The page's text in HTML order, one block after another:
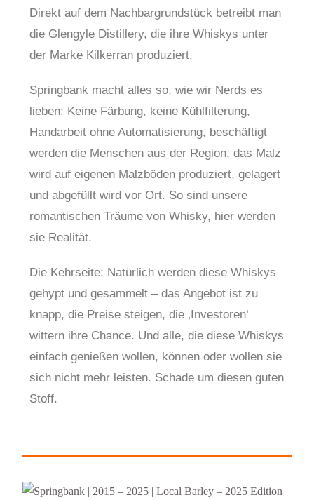
Direkt auf dem Nachbargrundstück betreibt man
die Glengyle Distillery, die ihre Whiskys unter
der Marke Kilkerran produziert.
Springbank macht alles so, wie wir Nerds es
lieben: Keine Färbung, keine Kühlfilterung,
Handarbeit ohne Automatisierung, beschäftigt
werden die Menschen aus der Region, das Malz
wird auf eigenen Malzböden produziert, gelagert
und abgefüllt wird vor Ort. So sind unsere
romantischen Träume von Whisky, hier werden
sie Realität.
Die Kehrseite: Natürlich werden diese Whiskys
gehypt und gesammelt – das Angebot ist zu
knapp, die Preise steigen, die ‚Investoren‘
wittern ihre Chance. Und alle, die diese Whiskys
einfach genießen wollen, können oder wollen sie
sich nicht mehr leisten. Schade um diesen guten
Stoff.